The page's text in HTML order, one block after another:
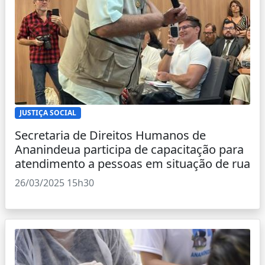
JUSTIÇA SOCIAL
Secretaria de Direitos Humanos de
Ananindeua participa de capacitação para
atendimento a pessoas em situação de rua
26/03/2025 15h30